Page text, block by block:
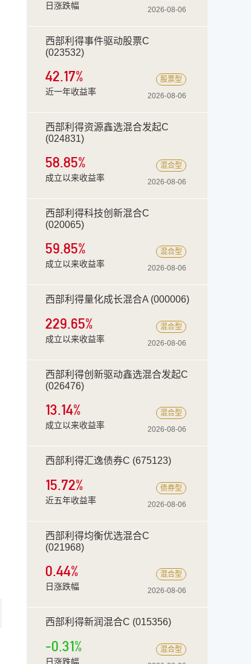
日涨跌幅
2026-08-06
西部利得事件驱动股票C
(023532)
42.17%
近一年收益率
股票型
2026-08-06
西部利得资源鑫选混合发起C
(024831)
58.85%
成立以来收益率
混合型
2026-08-06
西部利得科技创新混合C
(020065)
59.85%
成立以来收益率
混合型
2026-08-06
西部利得量化成长混合A (000006)
229.65%
成立以来收益率
混合型
2026-08-06
西部利得创新驱动鑫选混合发起C
(026476)
13.14%
成立以来收益率
混合型
2026-08-06
西部利得汇逸债券C (675123)
15.72%
近五年收益率
债券型
2026-08-06
西部利得均衡优选混合C
(021968)
0.44%
日涨跌幅
混合型
2026-08-06
西部利得新润混合C (015356)
-0.31%
日涨跌幅
混合型